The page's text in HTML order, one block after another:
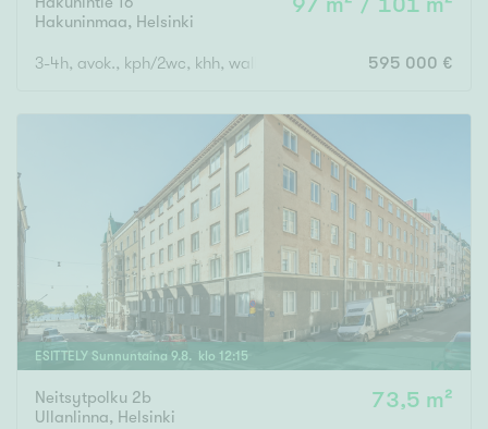
Hakuninmaa, Helsinki
3-4h, avok., kph/2wc, khh, walk-in vaatehuone, sisävsto +
595 000 €
ESITTELY Sunnuntaina 9.8. klo 12:15
Neitsytpolku 2b
Ullanlinna, Helsinki
73,5 m²